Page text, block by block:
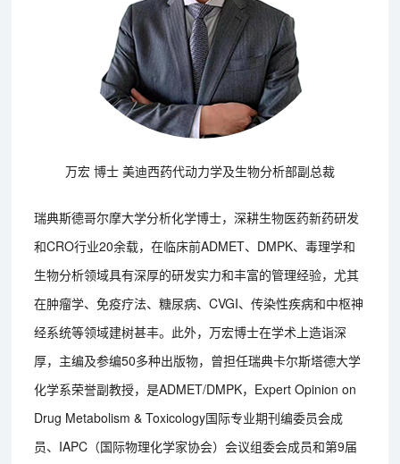
万宏 博士 美迪西药代动力学及生物分析部副总裁
瑞典斯德哥尔摩大学分析化学博士，深耕生物医药新药研发
和CRO行业20余载，在临床前ADMET、DMPK、毒理学和
生物分析领域具有深厚的研发实力和丰富的管理经验，尤其
在肿瘤学、免疫疗法、糖尿病、CVGI、传染性疾病和中枢神
经系统等领域建树甚丰。此外，万宏博士在学术上造诣深
厚，主编及参编50多种出版物，曾担任瑞典卡尔斯塔德大学
化学系荣誉副教授，是ADMET/DMPK，Expert Opinion on
Drug Metabolism & Toxicology国际专业期刊编委员会成
员、IAPC（国际物理化学家协会）会议组委会成员和第9届